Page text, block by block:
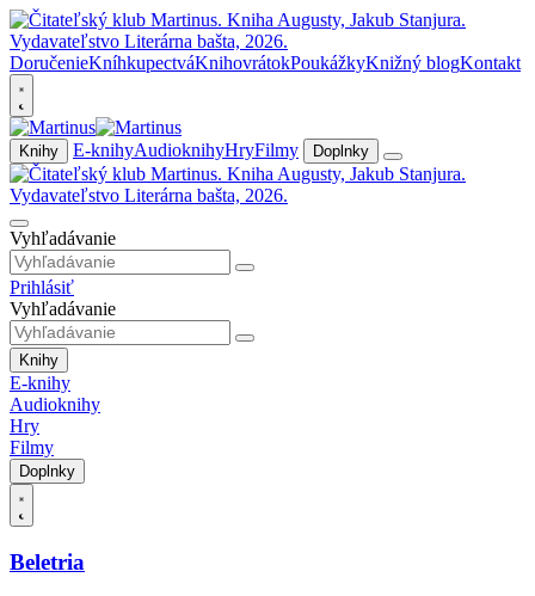
DoručenieKníhkupectváKnihovrátokPoukážkyKnižný blogKontakt
Knihy E-knihyAudioknihyHryFilmy Doplnky
Vyhľadávanie
Prihlásiť
Vyhľadávanie
Knihy
E-knihy
Audioknihy
Hry
Filmy
Doplnky
Beletria